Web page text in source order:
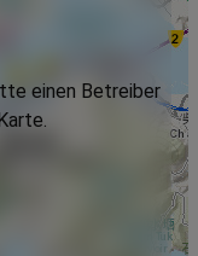
einen Betreiber